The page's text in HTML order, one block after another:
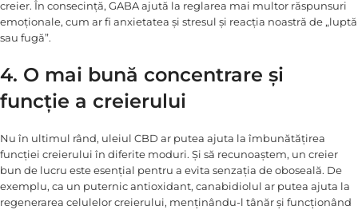
creier. În consecință, GABA ajută la reglarea mai multor răspunsuri
emoționale, cum ar fi anxietatea și stresul și reacția noastră de „luptă
sau fugă”.
4. O mai bună concentrare și
funcție a creierului
Nu în ultimul rând, uleiul CBD ar putea ajuta la îmbunătățirea
funcției creierului în diferite moduri. Și să recunoaștem, un creier
bun de lucru este esențial pentru a evita senzația de oboseală. De
exemplu, ca un puternic antioxidant, canabidiolul ar putea ajuta la
regenerarea celulelor creierului, menținându-l tânăr și funcționând